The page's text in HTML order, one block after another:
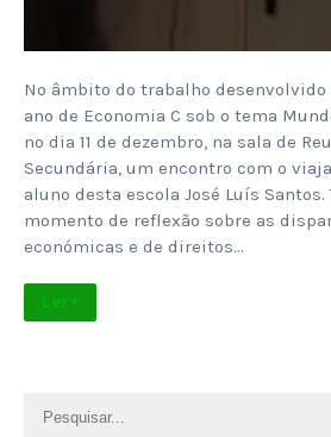
No âmbito do trabalho desenvolvido
ano de Economia C sob o tema
no dia 11 de dezembro, na sala de
Secundária, um encontro com o
aluno desta escola José Luís Santos.
momento de reflexão sobre as
económicas e de direitos…
Ler +